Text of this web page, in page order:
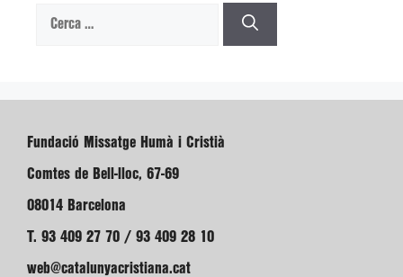
Cerca:
Fundació Missatge Humà i Cristià
Comtes de Bell-lloc, 67-69
08014 Barcelona
T. 93 409 27 70 / 93 409 28 10
web@catalunyacristiana.cat